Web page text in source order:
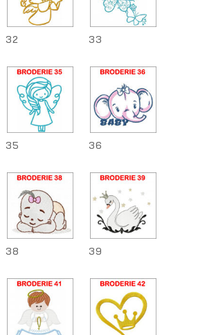
32 33
35 36
38 39